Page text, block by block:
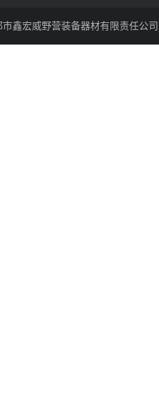
鑫宏威野营装备器材有限责任公司